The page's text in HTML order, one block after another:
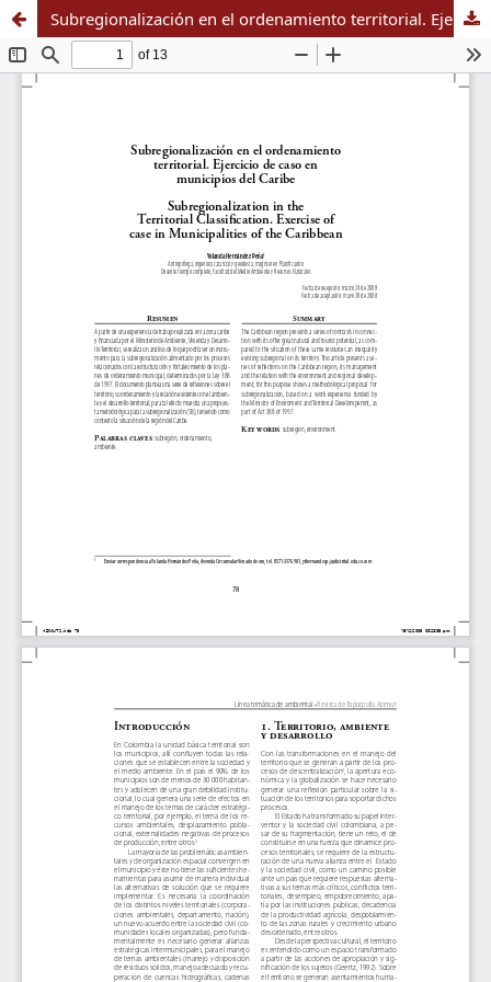
Subregionalización en el ordenamiento territorial. Ejercicio de caso en municipios del Caribe